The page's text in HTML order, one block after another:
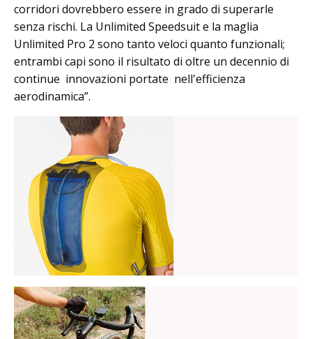
corridori dovrebbero essere in grado di superarle
senza rischi. La Unlimited Speedsuit e la maglia
Unlimited Pro 2 sono tanto veloci quanto funzionali;
entrambi capi sono il risultato di oltre un decennio di
continue innovazioni portate nell'efficienza
aerodinamica”.